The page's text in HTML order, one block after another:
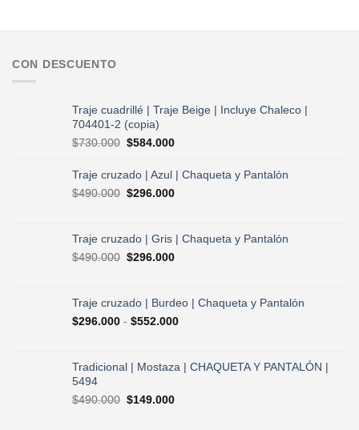
CON DESCUENTO
Traje cuadrillé | Traje Beige | Incluye Chaleco |
704401-2 (copia)
$730.000 El
original
era:
$730.000.
$584.000El
actual
es:
$584.000.
Traje cruzado | Azul | Chaqueta y Pantalón
$490.000 El
era:
$490.000.
$296.000El
es:
$296.000.
Traje cruzado | Gris | Chaqueta y Pantalón
$490.000 El
era:
$490.000.
$296.000El
es:
$296.000.
Traje cruzado | Burdeo | Chaqueta y Pantalón
$296.000 - $552.000Rango
desde
$296.000
Tradicional | Mostaza | CHAQUETA Y PANTALÓN |
5494
$490.000 El
$149.000El